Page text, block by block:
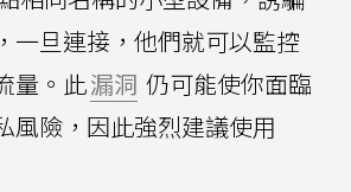
一旦連接，他們就可以監控
量。此漏洞 仍可能使你面臨
風險，因此強烈建議使用